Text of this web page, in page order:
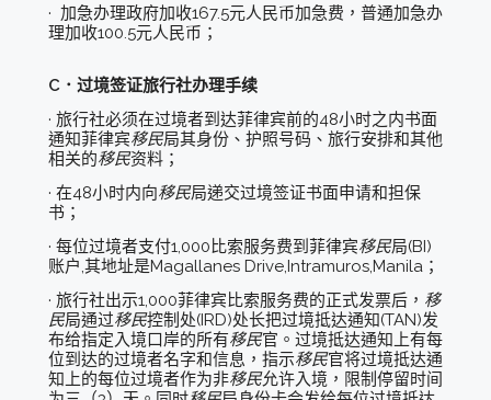
· 加急办理政府加收167.5元人民币加急费，普通加急办
理加收100.5元人民币；
C．过境签证旅行社办理手续
· 旅行社必须在过境者到达菲律宾前的48小时之内书面
通知菲律宾移民局其身份、护照号码、旅行安排和其他
相关的移民资料；
· 在48小时内向移民局递交过境签证书面申请和担保
书；
· 每位过境者支付1,000比索服务费到菲律宾移民局(BI)
账户,其地址是Magallanes Drive,Intramuros,Manila；
· 旅行社出示1,000菲律宾比索服务费的正式发票后， 移
民局通过移民控制处(IRD)处长把过境抵达通知(TAN)发
布给指定入境口岸的所有移民官。过境抵达通知上有每
位到达的过境者名字和信息，指示移民官将过境抵达通
知上的每位过境者作为非移民允许入境，限制停留时间